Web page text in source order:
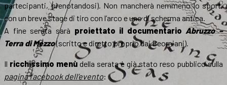
partecipanti, prenotandosi). Non mancherà nemmeno lo sport,
con un breve stage di tiro con l’arco e uno di scherma antica.
A fine serata sarà proiettato il documentario Abruzzo –
Terra di Mezzo(scritto e diretto proprio dai Beorniani).
Il ricchissimo menù della serata è già stato reso pubblico sulla
pagina facebook dell’evento: